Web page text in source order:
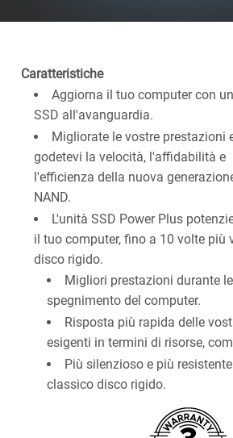
Caratteristiche
Aggiorna il tuo computer con
SSD all'avanguardia.
Migliorate le vostre prestazioni
godetevi la velocità, l'affidabilità e
l'efficienza della nuova
NAND.
L'unità SSD Power Plus
il tuo computer, fino a 10 volte più
disco rigido.
Migliori prestazioni durante
spegnimento del computer.
Risposta più rapida delle
esigenti in termini di risorse,
Più silenzioso e più
classico disco rigido.